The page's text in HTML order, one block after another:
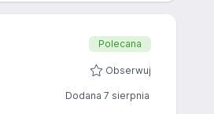
Polecana
Obserwuj
Dodana 7 sierpnia